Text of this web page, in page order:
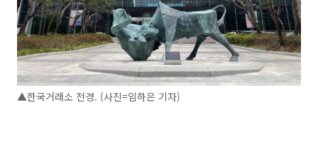
▲한국거래소 전경. (사진=임하은 기자)